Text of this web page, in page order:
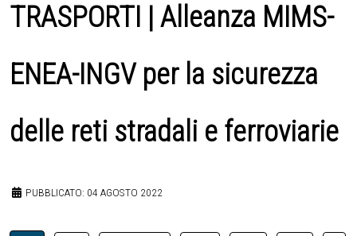
TRASPORTI | Alleanza MIMS-
ENEA-INGV per la sicurezza
delle reti stradali e ferroviarie
PUBBLICATO: 04 AGOSTO 2022